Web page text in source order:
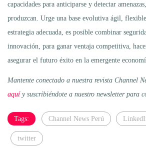
capacidades para anticiparse y detectar
produzcan. Urge una base evolutiva ágil,
estrategia adecuada, es posible combinar
innovación, para ganar ventaja competitiva,
asegurar el futuro éxito en la emergente
Mantente conectado a nuestra revista Channel
aquíy suscribiéndote a nuestro newsletter para
Tags: Channel News Perú
twitter